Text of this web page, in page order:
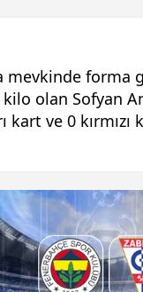
mevkinde
olan Sofyan
kart ve 0